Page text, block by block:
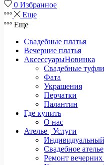
0 Избранное
Еще
Еще
Свадебные платья
Вечерние платья
АксессуарыНовинка
Свадебные туфли
Фата
Украшения
Перчатки
Палантин
Где купить
О нас
Ателье | Услуги
Свадебное ателье
Ремонт вечерних